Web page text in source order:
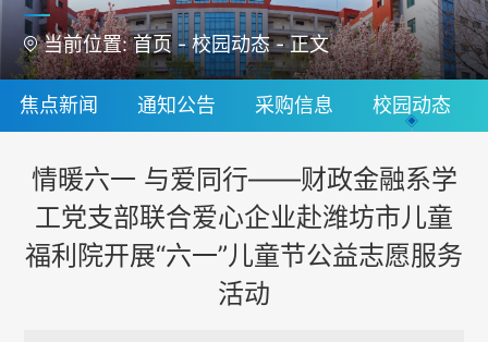
当前位置:首页-校园动态-正文
焦点新闻 通知公告 采购信息 校园动态
情暖六一 与爱同行——财政金融系学
工党支部联合爱心企业赴潍坊市儿童
福利院开展“六一”儿童节公益志愿服务
活动